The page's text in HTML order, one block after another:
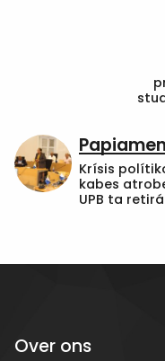
Krísis
kabes
UPB ta
Over ons